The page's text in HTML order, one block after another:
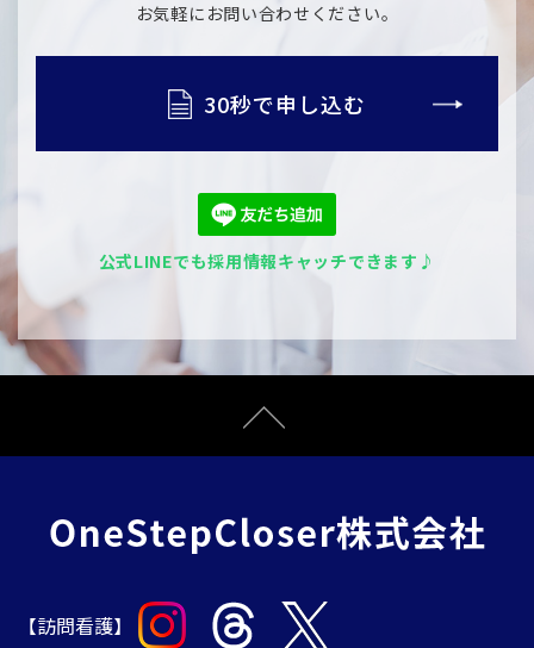
​​​​​​​お気軽にお問い合わせください。
30秒で申し込む
公式LINEでも採用情報キャッチできます♪
【訪問看護】